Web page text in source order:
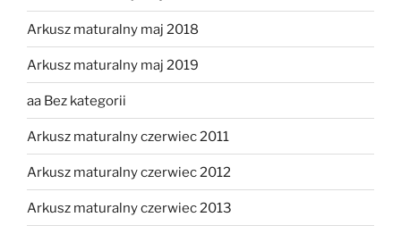
Arkusz maturalny maj 2018
Arkusz maturalny maj 2019
aa Bez kategorii
Arkusz maturalny czerwiec 2011
Arkusz maturalny czerwiec 2012
Arkusz maturalny czerwiec 2013